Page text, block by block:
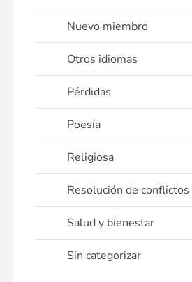
Nuevo miembro
Otros idiomas
Pérdidas
Poesía
Religiosa
Resolución de conflictos
Salud y bienestar
Sin categorizar